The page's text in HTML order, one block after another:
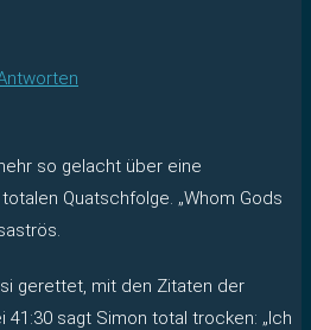
so gelacht über eine
Quatschfolge. „Whom Gods
gerettet, mit den Zitaten der
41:30 sagt Simon total trocken: „Ich